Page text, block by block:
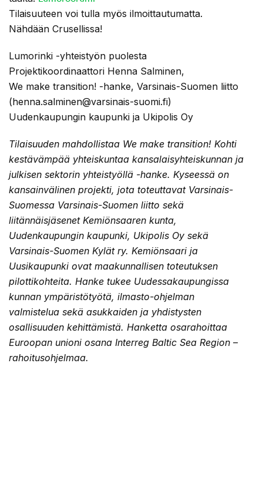
Tilaisuuteen voi tulla myös ilmoittautumatta.
Nähdään Crusellissa!
Lumorinki -yhteistyön puolesta
Projektikoordinaattori Henna Salminen,
We make transition! -hanke, Varsinais-Suomen liitto
(henna.salminen@varsinais-suomi.fi)
Uudenkaupungin kaupunki ja Ukipolis Oy
Tilaisuuden mahdollistaa We make transition! Kohti
kestävämpää yhteiskuntaa kansalaisyhteiskunnan ja
julkisen sektorin yhteistyöllä -hanke. Kyseessä on
kansainvälinen projekti, jota toteuttavat Varsinais-
Suomessa Varsinais-Suomen liitto sekä
liitännäisjäsenet Kemiönsaaren kunta,
Uudenkaupungin kaupunki, Ukipolis Oy sekä
Varsinais-Suomen Kylät ry. Kemiönsaari ja
Uusikaupunki ovat maakunnallisen toteutuksen
pilottikohteita. Hanke tukee Uudessakaupungissa
kunnan ympäristötyötä, ilmasto-ohjelman
valmistelua sekä asukkaiden ja yhdistysten
osallisuuden kehittämistä. Hanketta osarahoittaa
Euroopan unioni osana Interreg Baltic Sea Region –
rahoitusohjelmaa.